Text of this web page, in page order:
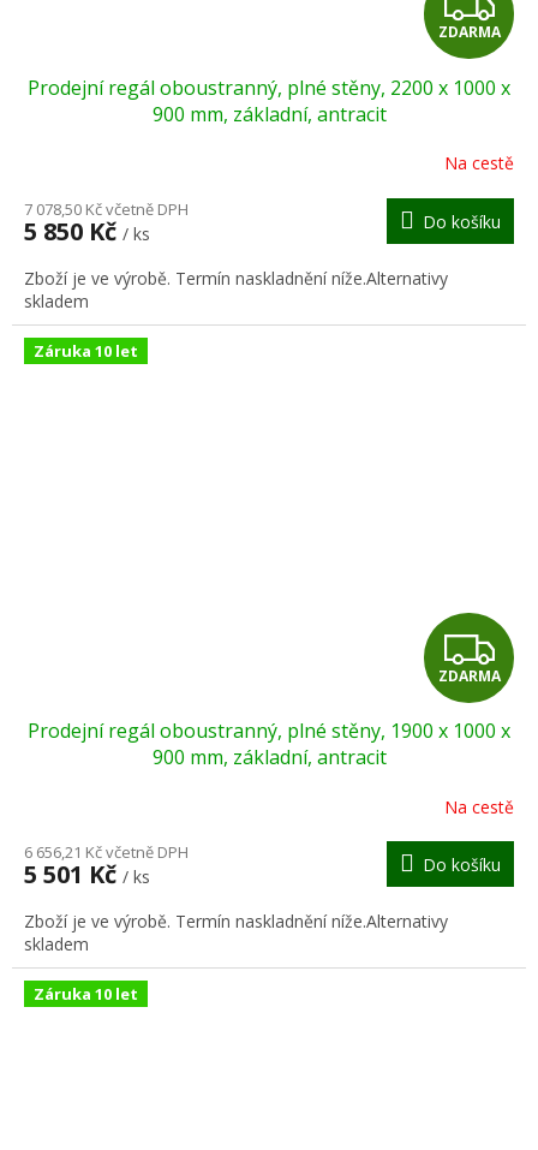
D
A
R
M
A
ZDARMA
Prodejní regál oboustranný, plné stěny, 2200 x 1000 x
900 mm, základní, antracit
Na cestě
7 078,50 Kč včetně DPH
5 850 Kč / ks
Do košíku
Zboží je ve výrobě. Termín naskladnění níže.Alternativy
skladem
Záruka 10 let
Z
D
A
R
M
A
ZDARMA
Prodejní regál oboustranný, plné stěny, 1900 x 1000 x
900 mm, základní, antracit
Na cestě
6 656,21 Kč včetně DPH
5 501 Kč / ks
Do košíku
Zboží je ve výrobě. Termín naskladnění níže.Alternativy
skladem
Záruka 10 let